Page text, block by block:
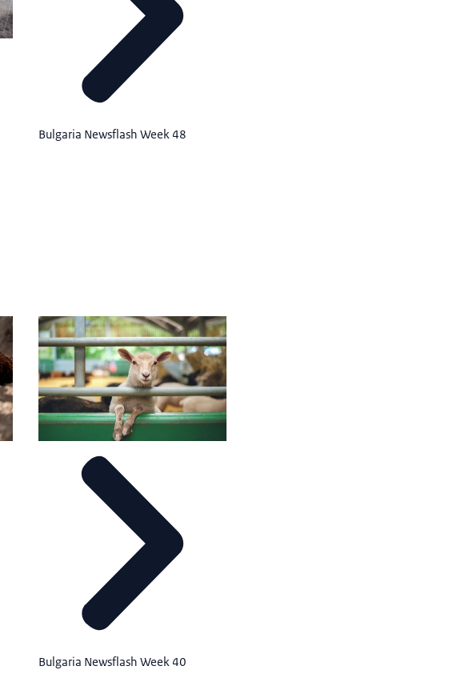
Bulgaria Newsflash Week 48
Bulgaria Newsflash Week 40